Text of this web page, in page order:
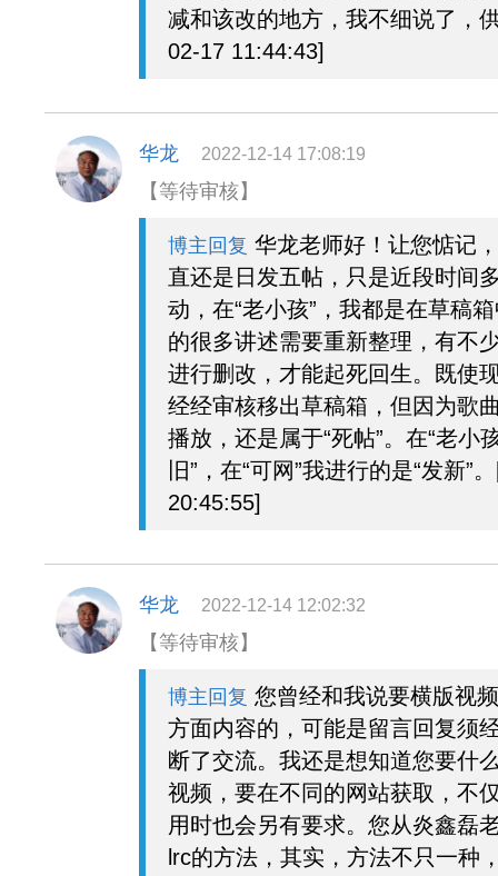
减和该改的地方，我不细说了，
02-17 11:44:43]
华龙 2022-12-14 17:08:19
【等待审核】
博主回复 华龙老师好！让您惦记
直还是日发五帖，只是近段时间
动，在“老小孩”，我都是在草稿
的很多讲述需要重新整理，有不
进行删改，才能起死回生。既使
经经审核移出草稿箱，但因为歌
播放，还是属于“死帖”。在“老小
旧”，在“可网”我进行的是“发新”
20:45:55]
华龙 2022-12-14 12:02:32
【等待审核】
博主回复 您曾经和我说要横版视
方面内容的，可能是留言回复须
断了交流。我还是想知道您要什
视频，要在不同的网站获取，不
用时也会另有要求。您从炎鑫磊
lrc的方法，其实，方法不只一种